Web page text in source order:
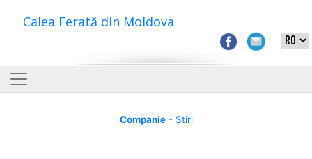
Calea Ferată din Moldova
Companie- Știri